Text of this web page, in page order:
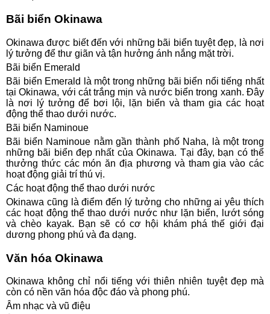
Bãi biển Okinawa
Okinawa được biết đến với những bãi biển tuyệt đẹp, là nơi
lý tưởng để thư giãn và tận hưởng ánh nắng mặt trời.
Bãi biển Emerald
Bãi biển Emerald là một trong những bãi biển nổi tiếng nhất
tại Okinawa, với cát trắng mịn và nước biển trong xanh. Đây
là nơi lý tưởng để bơi lội, lặn biển và tham gia các hoạt
động thể thao dưới nước.
Bãi biển Naminoue
Bãi biển Naminoue nằm gần thành phố Naha, là một trong
những bãi biển đẹp nhất của Okinawa. Tại đây, bạn có thể
thưởng thức các món ăn địa phương và tham gia vào các
hoạt động giải trí thú vị.
Các hoạt động thể thao dưới nước
Okinawa cũng là điểm đến lý tưởng cho những ai yêu thích
các hoạt động thể thao dưới nước như lặn biển, lướt sóng
và chèo kayak. Bạn sẽ có cơ hội khám phá thế giới đại
dương phong phú và đa dạng.
Văn hóa Okinawa
Okinawa không chỉ nổi tiếng với thiên nhiên tuyệt đẹp mà
còn có nền văn hóa độc đáo và phong phú.
Âm nhạc và vũ điệu